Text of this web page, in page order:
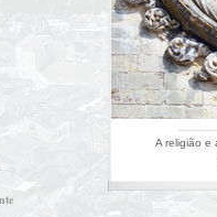
A religião e